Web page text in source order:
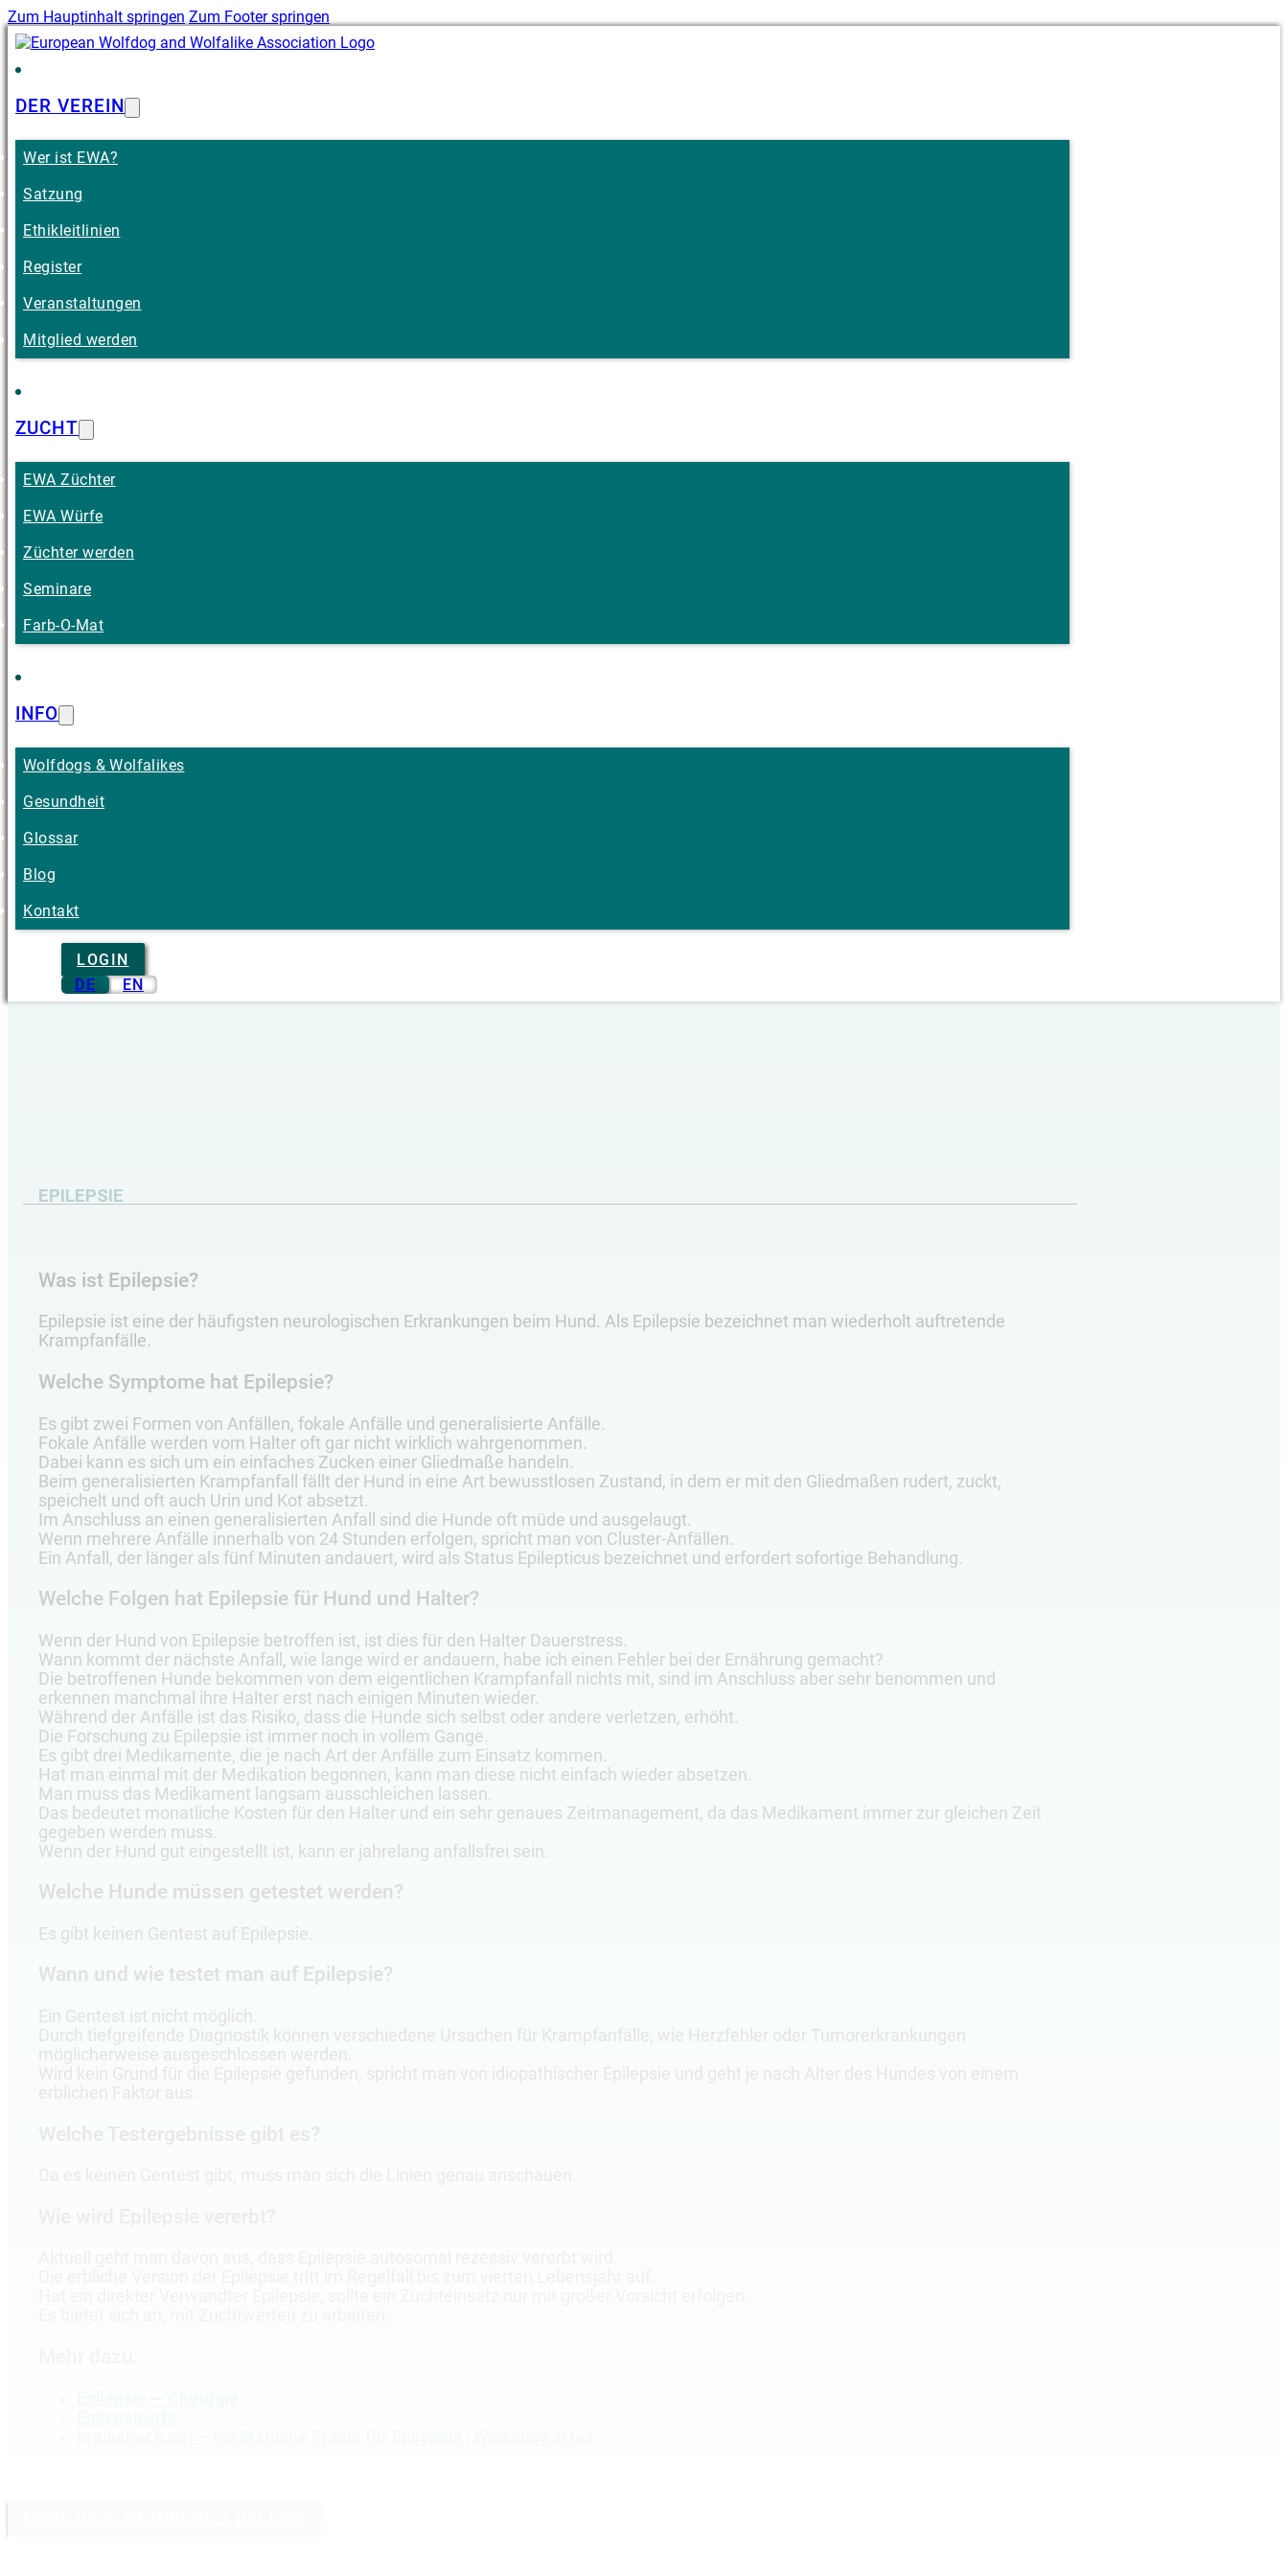
Zum Hauptinhalt springen Zum Footer springen
DER VEREIN
Wer ist EWA?
Satzung
Ethikleitlinien
Register
Veranstaltungen
Mitglied werden
ZUCHT
EWA Züchter
EWA Würfe
Züchter werden
Seminare
Farb-O-Mat
INFO
Wolfdogs & Wolfalikes
Gesundheit
Glossar
Blog
Kontakt
LOGIN
DE
EN
EPILEPSIE
Was ist Epilepsie?
Epilepsie ist eine der häufigsten neurologischen Erkrankungen beim Hund. Als Epilepsie bezeichnet man wiederholt auftretende
Krampfanfälle.
Welche Symptome hat Epilepsie?
Es gibt zwei Formen von Anfällen, fokale Anfälle und generalisierte Anfälle.
Fokale Anfälle werden vom Halter oft gar nicht wirklich wahrgenommen.
Dabei kann es sich um ein einfaches Zucken einer Gliedmaße handeln.
Beim generalisierten Krampfanfall fällt der Hund in eine Art bewusstlosen Zustand, in dem er mit den Gliedmaßen rudert, zuckt,
speichelt und oft auch Urin und Kot absetzt.
Im Anschluss an einen generalisierten Anfall sind die Hunde oft müde und ausgelaugt.
Wenn mehrere Anfälle innerhalb von 24 Stunden erfolgen, spricht man von Cluster-Anfällen.
Ein Anfall, der länger als fünf Minuten andauert, wird als Status Epilepticus bezeichnet und erfordert sofortige Behandlung.
Welche Folgen hat Epilepsie für Hund und Halter?
Wenn der Hund von Epilepsie betroffen ist, ist dies für den Halter Dauerstress.
Wann kommt der nächste Anfall, wie lange wird er andauern, habe ich einen Fehler bei der Ernährung gemacht?
Die betroffenen Hunde bekommen von dem eigentlichen Krampfanfall nichts mit, sind im Anschluss aber sehr benommen und
erkennen manchmal ihre Halter erst nach einigen Minuten wieder.
Während der Anfälle ist das Risiko, dass die Hunde sich selbst oder andere verletzen, erhöht.
Die Forschung zu Epilepsie ist immer noch in vollem Gange.
Es gibt drei Medikamente, die je nach Art der Anfälle zum Einsatz kommen.
Hat man einmal mit der Medikation begonnen, kann man diese nicht einfach wieder absetzen.
Man muss das Medikament langsam ausschleichen lassen.
Das bedeutet monatliche Kosten für den Halter und ein sehr genaues Zeitmanagement, da das Medikament immer zur gleichen Zeit
gegeben werden muss.
Wenn der Hund gut eingestellt ist, kann er jahrelang anfallsfrei sein.
Welche Hunde müssen getestet werden?
Es gibt keinen Gentest auf Epilepsie.
Wann und wie testet man auf Epilepsie?
Ein Gentest ist nicht möglich.
Durch tiefgreifende Diagnostik können verschiedene Ursachen für Krampfanfälle, wie Herzfehler oder Tumorerkrankungen
möglicherweise ausgeschlossen werden.